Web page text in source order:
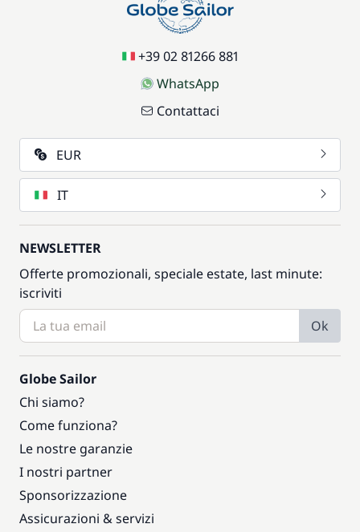
+39 02 81266 881
WhatsApp
Contattaci
EUR
IT
NEWSLETTER
Offerte promozionali, speciale estate, last minute:
iscriviti
Ok
Globe Sailor
Chi siamo?
Come funziona?
Le nostre garanzie
I nostri partner
Sponsorizzazione
Assicurazioni & servizi